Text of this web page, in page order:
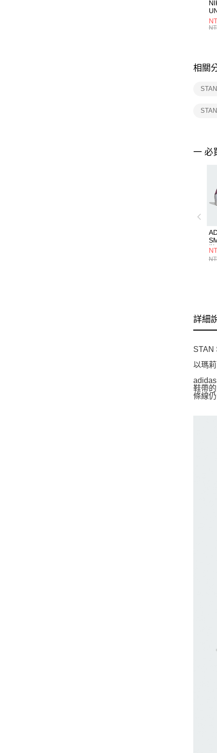
統
相關
一 必
詳細
STAN
以瑪
鞋帶
條線